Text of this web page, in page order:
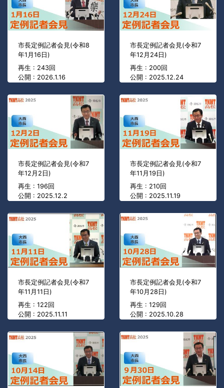
市長定例記者会見(令和8
年1月16日)
再生 : 243回
公開 : 2026.1.16
市長定例記者会見(令和7
年12月24日)
再生 : 200回
公開 : 2025.12.24
市長定例記者会見(令和7
年12月2日)
再生 : 196回
公開 : 2025.12.2
市長定例記者会見(令和7
年11月19日)
再生 : 210回
公開 : 2025.11.19
市長定例記者会見(令和7
年11月11日)
再生 : 122回
公開 : 2025.11.11
市長定例記者会見(令和7
年10月28日)
再生 : 129回
公開 : 2025.10.28